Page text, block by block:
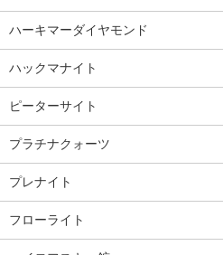
ハーキマーダイヤモンド
ハックマナイト
ピーターサイト
プラチナクォーツ
プレナイト
フローライト